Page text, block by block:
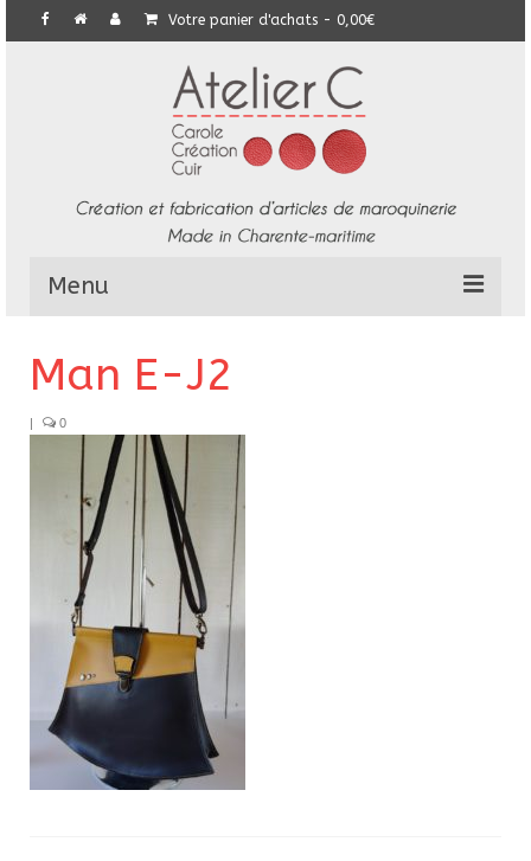
Votre panier d'achats - 0,00€
Menu
Commandes particulières
E-Boutique
Pour acheter
Contact
Man E-J2
| 0